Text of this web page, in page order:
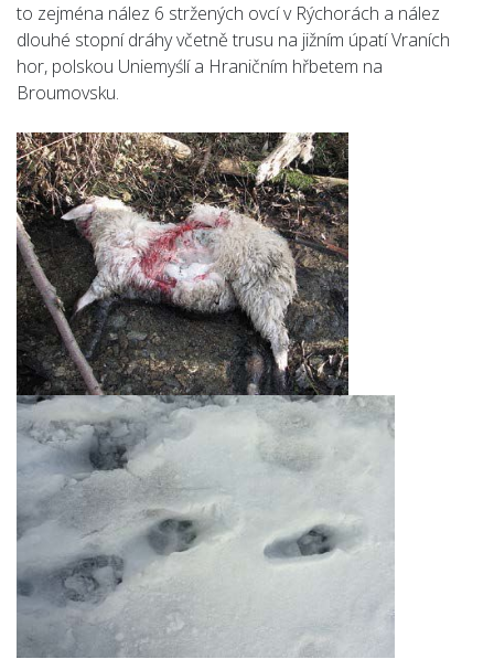
to zejména nález 6 stržených ovcí v Rýchorách a nález
dlouhé stopní dráhy včetně trusu na jižním úpatí Vraních
hor, polskou Uniemyślí a Hraničním hřbetem na
Broumovsku.